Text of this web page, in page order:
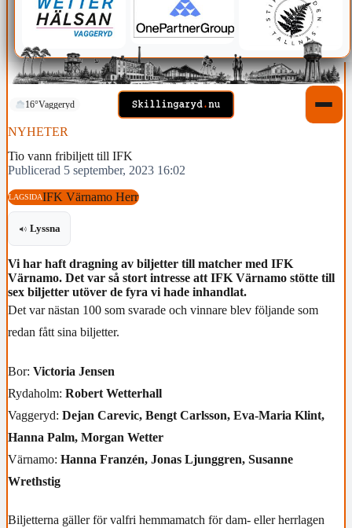
16°Vaggeryd
NYHETER
Tio vann fribiljett till IFK
Publicerad 5 september, 2023 16:02
LAGSIDAIFK Värnamo Herr
Lyssna
Vi har haft dragning av biljetter till matcher med IFK
Värnamo. Det var så stort intresse att IFK Värnamo stötte till
sex biljetter utöver de fyra vi hade inhandlat.
Det var nästan 100 som svarade och vinnare blev följande som
redan fått sina biljetter.
Bor: Victoria Jensen
Rydaholm: Robert Wetterhall
Vaggeryd: Dejan Carevic, Bengt Carlsson, Eva-Maria Klint,
Hanna Palm, Morgan Wetter
Värnamo: Hanna Franzén, Jonas Ljunggren, Susanne
Wrethstig
Biljetterna gäller för valfri hemmamatch för dam- eller herrlagen